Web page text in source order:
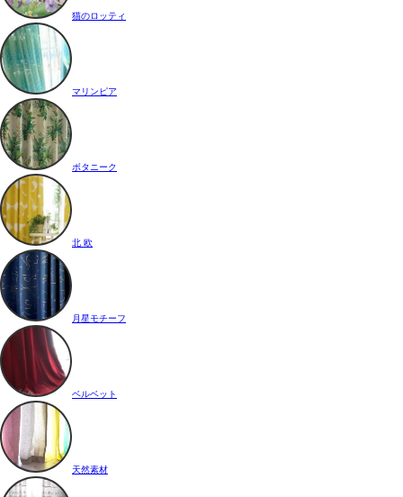
猫のロッティ
マリンピア
ボタニーク
北 欧
月星モチーフ
ベルベット
天然素材